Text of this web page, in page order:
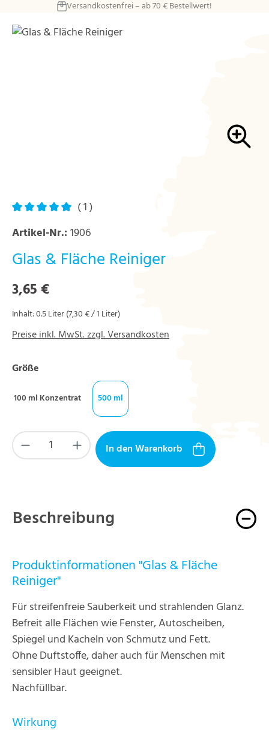
Zum Hauptinhalt springenVersandkostenfrei – ab 70 € Bestellwert!
Bildergalerie überspringen
( 1 )
Artikel-Nr.: 1906
Glas & Fläche Reiniger
Regulärer Preis:
3,65 €
Inhalt:0.5 Liter(7,30 € / 1 Liter)
Preise inkl. MwSt. zzgl. Versandkosten
Größe
100 ml Konzentrat 500 ml
Produkt Anzahl: Gib den gewünschten Wert
In den Warenkorb
Beschreibung
Produktinformationen "Glas & Fläche
Reiniger"
Für streifenfreie Sauberkeit und strahlenden Glanz.
Befreit alle Flächen wie Fenster, Autoscheiben,
Spiegel und Kacheln von Schmutz und Fett.
Ohne Duftstoffe, daher auch für Menschen mit
sensibler Haut geeignet.
Nachfüllbar.
Wirkung